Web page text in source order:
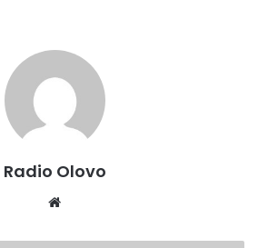
kao vodeća tehnika uspostavljanja
prezentirane i druge tehnike
zdravlje i život; meditacija, reiki,
o zdravoj prehrani i sl.
Radio Olovo